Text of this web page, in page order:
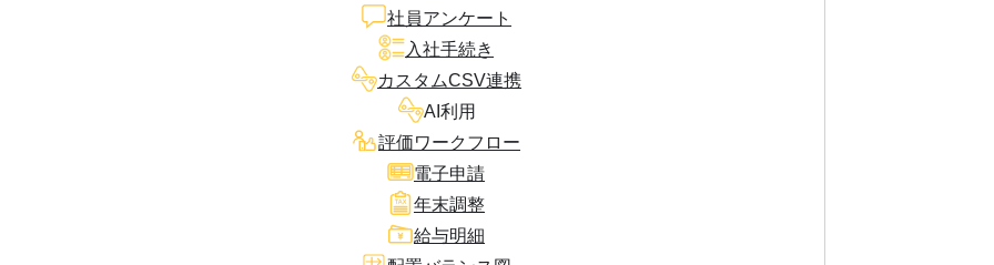
社員アンケート
入社手続き
カスタムCSV連携
AI利用
評価ワークフロー
電子申請
年末調整
給与明細